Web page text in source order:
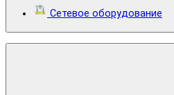
Сетевое оборудование